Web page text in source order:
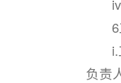
负责